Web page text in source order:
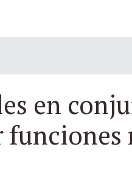
en
funciones